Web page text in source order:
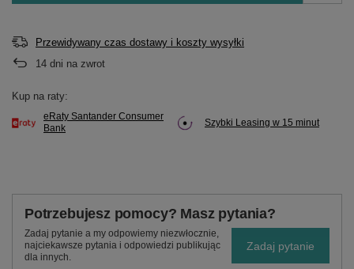
Przewidywany czas dostawy i koszty wysyłki
14 dni na zwrot
Kup na raty:
eRaty Santander Consumer
Bank
Szybki Leasing w 15 minut
Potrzebujesz pomocy? Masz pytania?
Zadaj pytanie a my odpowiemy niezwłocznie,
najciekawsze pytania i odpowiedzi publikując
dla innych.
Zadaj pytanie